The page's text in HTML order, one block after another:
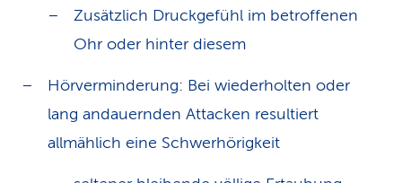
Zusätzlich Druckgefühl im betroffenen
Ohr oder hinter diesem
Hörverminderung: Bei wiederholten oder
lang andauernden Attacken resultiert
allmählich eine Schwerhörigkeit